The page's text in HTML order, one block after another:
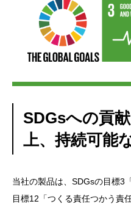
SDGsへの貢
上、持続可能
当社の製品は、SDGsの目標3
目標12「つくる責任つかう責